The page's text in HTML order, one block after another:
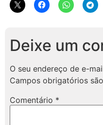
Deixe um
O seu endereço de e-
Campos obrigatórios
Comentário *